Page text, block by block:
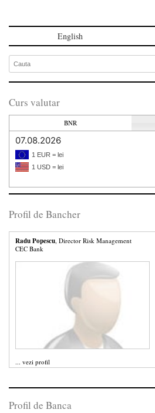
English
Curs valutar
BNR
07.08.2026
1 EUR = lei
1 USD = lei
Profil de Bancher
Radu Popescu, Director Risk Management
CEC Bank
... vezi profil
Profil de Banca